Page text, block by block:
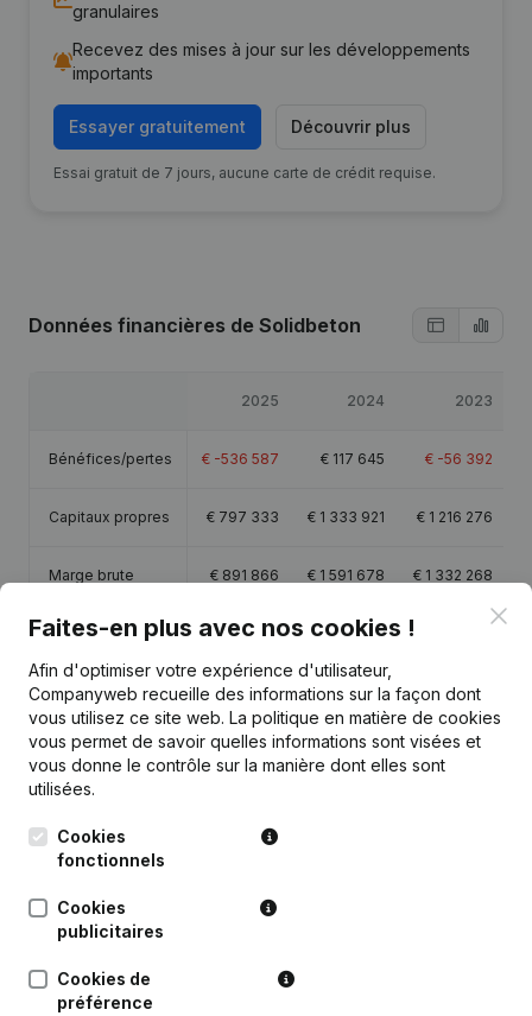
granulaires
Recevez des mises à jour sur les développements
importants
Essayer gratuitement Découvrir plus
Essai gratuit de 7 jours, aucune carte de crédit requise.
Données financières de Solidbeton
2025 2024 2023
Bénéfices/pertes € -536 587 € 117 645 € -56 392
Capitaux propres € 797 333 € 1 333 921 € 1 216 276
Marge brute € 891 866 € 1 591 678 € 1 332 268
Personnel 20,4 24,5
Publicationsde Solidbeton
Date Publication
14-07-2023
Statuts (Traduction, Coordination,
Autres Modifications, …) - But
05-07-2019 Demissions, Nominations
Faites-en plus avec nos cookies !
Afin d'optimiser votre expérience d'utilisateur,
Companyweb recueille des informations sur la façon dont
vous utilisez ce site web. La politique en matière de cookies
vous permet de savoir quelles informations sont visées et
vous donne le contrôle sur la manière dont elles sont
utilisées.
Cookies
fonctionnels
Cookies
publicitaires
Cookies de
préférence